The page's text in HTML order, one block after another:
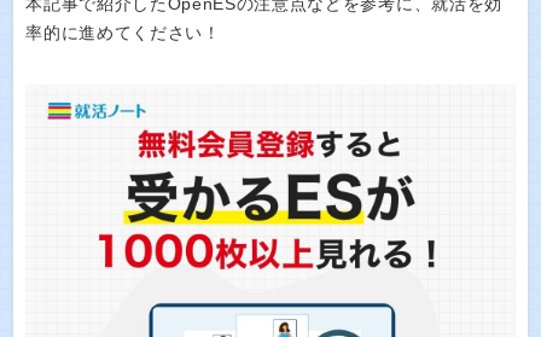
本記事で紹介したOpenESの注意点などを参考に、就活を効
率的に進めてください！